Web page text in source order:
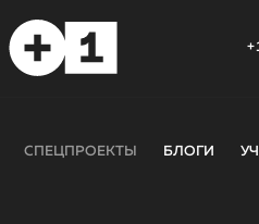
СПЕЦПРОЕКТЫ БЛОГИ